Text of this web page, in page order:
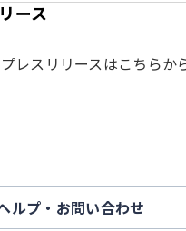
ース
レスリリースはこちらか
ルプ・お問い合わせ